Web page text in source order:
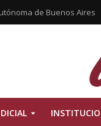
de Buenos Aires